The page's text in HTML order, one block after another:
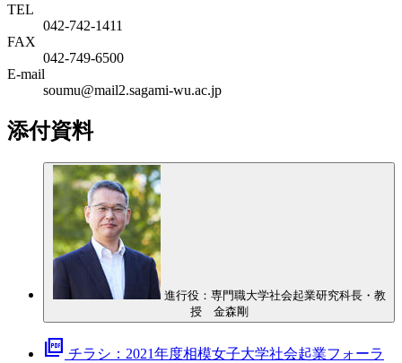
TEL
042-742-1411
FAX
042-749-6500
E-mail
soumu@mail2.sagami-wu.ac.jp
添付資料
進行役：専門職大学社会起業研究科長・教
授 金森剛
picture_as_pdf チラシ：2021年度相模女子大学社会起業フォーラ